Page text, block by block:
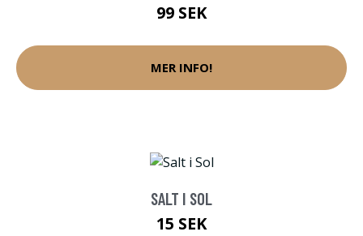
99 SEK
MER INFO!
SALT I SOL
15 SEK